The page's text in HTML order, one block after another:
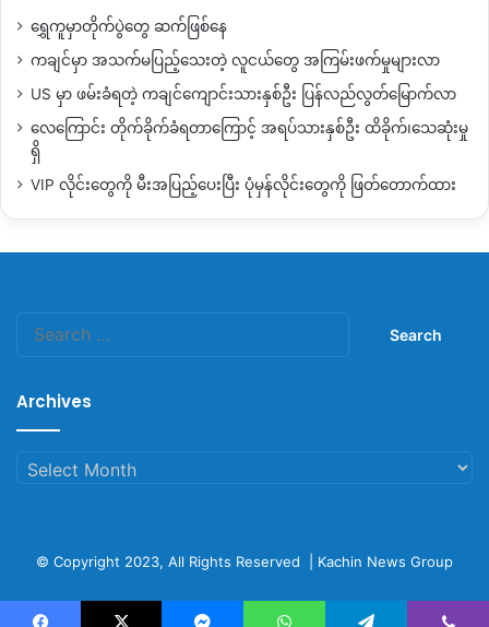
ရွှေကူမှာတိုက်ပွဲတွေ ဆက်ဖြစ်နေ
ကချင်မှာ အသက်မပြည့်သေးတဲ့ လူငယ်တွေ အကြမ်းဖက်မှုများလာ
US မှာ ဖမ်းခံရတဲ့ ကချင်ကျောင်းသားနှစ်ဦး ပြန်လည်လွတ်မြောက်လာ
လေကြောင်း တိုက်ခိုက်ခံရတာကြောင့် အရပ်သားနှစ်ဦး ထိခိုက်၊သေဆုံးမှု
ရှိ
VIP လိုင်းတွေကို မီးအပြည့်ပေးပြီး ပုံမှန်လိုင်းတွေကို ဖြတ်တောက်ထား
Archives
Archives
© Copyright 2023, All Rights Reserved | Kachin News Group